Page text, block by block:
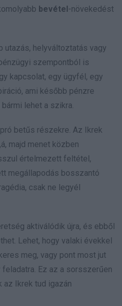
bevétel-növekedést
utazás, helyváltoztatás vagy
szempontból is
kapcsolat, egy ügyfél, egy
ami később pénzre
lehet a szikra.
betűs részekre. Az Ikrek
majd menet közben
értelmezett feltétel,
megállapodás bosszantó
csak ne legyél
aktiválódik újra, és ebből
Lehet, hogy valaki évekkel
meg, vagy pont most jut
Ez az a sorsszerűen
az Ikrek tud igazán